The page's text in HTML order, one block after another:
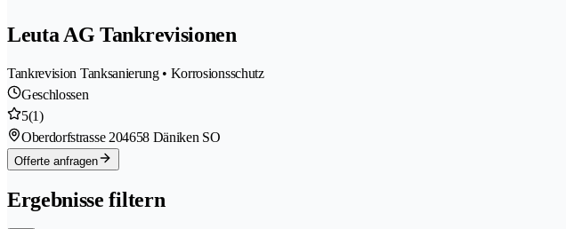
Leuta AG Tankrevisionen
Tankrevision Tanksanierung • Korrosionsschutz
Geschlossen
5(1)
Oberdorfstrasse 204658 Däniken SO
Offerte anfragen
Ergebnisse filtern